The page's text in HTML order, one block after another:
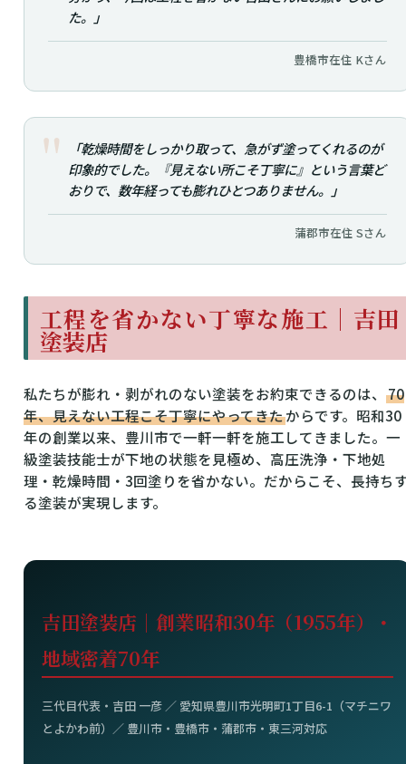
た。」
豊橋市在住 Kさん
「乾燥時間をしっかり取って、急がず塗ってくれるのが
印象的でした。『見えない所こそ丁寧に』という言葉ど
おりで、数年経っても膨れひとつありません。」
蒲郡市在住 Sさん
工程を省かない丁寧な施工｜吉田
塗装店
私たちが膨れ・剥がれのない塗装をお約束できるのは、 70
年、見えない工程こそ丁寧にやってきたからです。昭和30
年の創業以来、豊川市で一軒一軒を施工してきました。一
級塗装技能士が下地の状態を見極め、高圧洗浄・下地処
理・乾燥時間・3回塗りを省かない。だからこそ、長持ち
る塗装が実現します。
吉田塗装店｜創業昭和30年（1955年）・
地域密着70年
三代目代表・吉田 一彦 ／ 愛知県豊川市光明町1丁目6-1（マチニワ
とよかわ前）／ 豊川市・豊橋市・蒲郡市・東三河対応